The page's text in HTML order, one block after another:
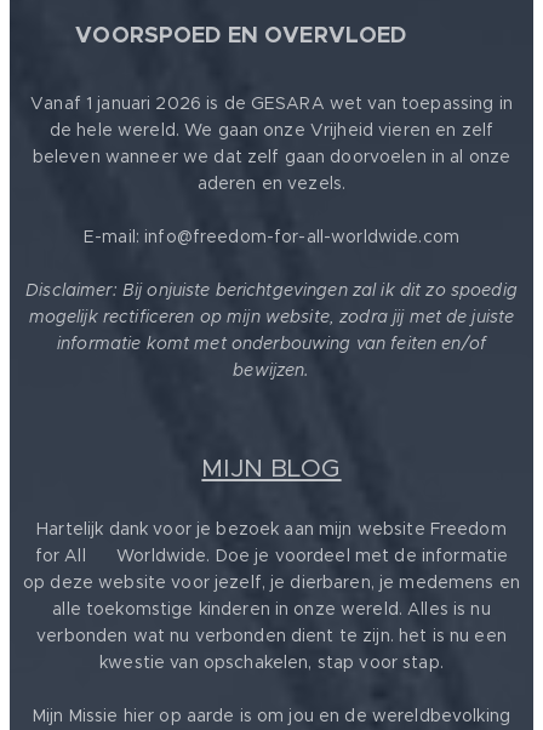
VOORSPOED EN OVERVLOED
Vanaf 1 januari 2026 is de GESARA wet van toepassing in
de hele wereld. We gaan onze Vrijheid vieren en zelf
beleven wanneer we dat zelf gaan doorvoelen in al onze
aderen en vezels.
E-mail: info@freedom-for-all-worldwide.com
Disclaimer: Bij onjuiste berichtgevingen zal ik dit zo spoedig
mogelijk rectificeren op mijn website, zodra jij met de juiste
informatie komt met onderbouwing van feiten en/of
bewijzen.
MIJN BLOG
Hartelijk dank voor je bezoek aan mijn website Freedom
for All ❤️ Worldwide. Doe je voordeel met de informatie
op deze website voor jezelf, je dierbaren, je medemens en
alle toekomstige kinderen in onze wereld. Alles is nu
verbonden wat nu verbonden dient te zijn. het is nu een
kwestie van opschakelen, stap voor stap.
Mijn Missie hier op aarde is om jou en de wereldbevolking